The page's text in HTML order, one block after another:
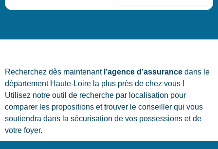
Recherchez dès maintenant l’agence d’assurance dans le
département Haute-Loire la plus près de chez vous !
Utilisez notre outil de recherche par localisation pour
comparer les propositions et trouver le conseiller qui vous
soutiendra dans la sécurisation de vos possessions et de
votre foyer.